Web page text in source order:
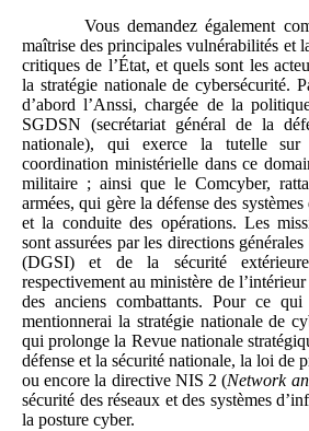
Vous demandez également
maîtrise des principales vulnérabilités et
critiques de l’État, et quels sont les
la stratégie nationale de cybersécurité.
d’abord l’Anssi, chargée de la
SGDSN (secrétariat général de la
nationale), qui exerce la tutelle
coordination ministérielle dans ce
militaire ; ainsi que le Comcyber,
armées, qui gère la défense des
et la conduite des opérations. Les
sont assurées par les directions
(DGSI) et de la sécurité
respectivement au ministère de
des anciens combattants. Pour ce
mentionnerai la stratégie nationale de
qui prolonge la Revue nationale
défense et la sécurité nationale, la loi de
ou encore la directive NIS 2 (Network
sécurité des réseaux et des systèmes
la posture cyber.